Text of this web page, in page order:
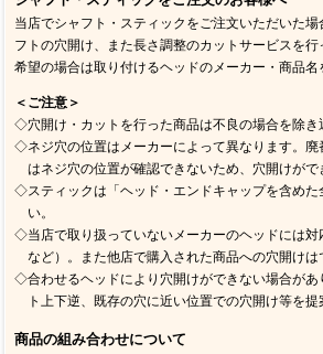
当店でシャフト・スティックをご注文いただいた
フトの穴開け、また長さ調整のカットサービスを
希望の場合は取り付けるヘッドのメーカー・商品名
＜ご注意＞
◇穴開け・カットを行った商品は不良の場合を除き
◇ネジ穴の位置はメーカーによって異なります。廃
はネジ穴の位置が確認できないため、穴開けがで
◇スティックは「ヘッド・エンドキャップを含めた
い。
◇当店で取り扱っていないメーカーのヘッドには対
など）。また他店で購入された商品への穴開けは
◇合わせるヘッドにより穴開けができない場合があ
ト上下逆、既存の穴に近い位置での穴開け等を提
商品の組み合わせについて